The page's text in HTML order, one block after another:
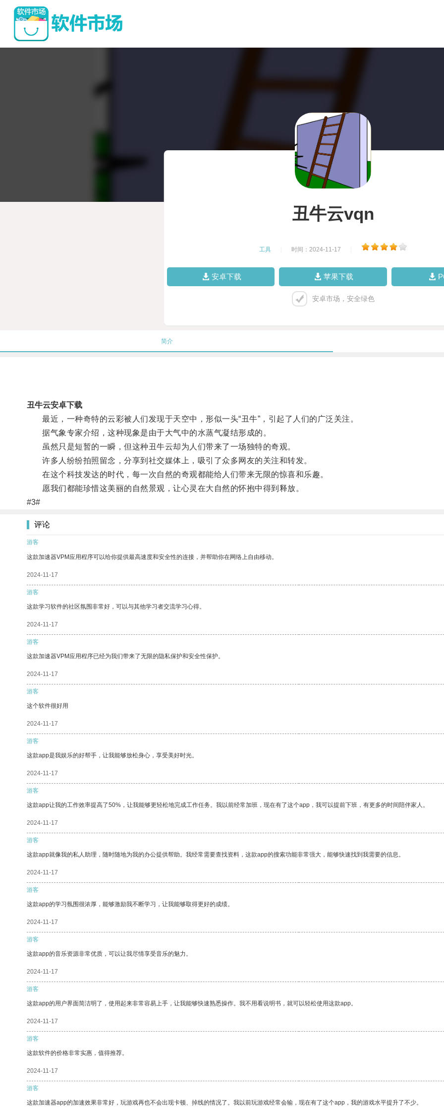
丑牛云vqn
工具 时间：2024-11-17
安卓下载 苹果下载
安卓市场，安全绿色
简介
丑牛云安卓下载
最近，一种奇特的云彩被人们发现于天空中，形似一头“丑牛”，引起了人们的广泛关注。
据气象专家介绍，这种现象是由于大气中的水蒸气凝结形成的。
虽然只是短暂的一瞬，但这种丑牛云却为人们带来了一场独特的奇观。
许多人纷纷拍照留念，分享到社交媒体上，吸引了众多网友的关注和转发。
在这个科技发达的时代，每一次自然的奇观都能给人们带来无限的惊喜和乐趣。
愿我们都能珍惜这美丽的自然景观，让心灵在大自然的怀抱中得到释放。
#3#
评论
游客
这款加速器VPM应用程序可以给你提供最高速度和安全性的连接，并帮助你在网络上自由移动。
2024-11-17
游客
这款学习软件的社区氛围非常好，可以与其他学习者交流学习心得。
2024-11-17
游客
这款加速器VPM应用程序已经为我们带来了无限的隐私保护和安全性保护。
2024-11-17
游客
这个软件很好用
2024-11-17
游客
这款app是我娱乐的好帮手，让我能够放松身心，享受美好时光。
2024-11-17
游客
这款app让我的工作效率提高了50%，让我能够更轻松地完成工作任务。我以前经常加班，现在有了这个app，我可以提前下班，有更多的时间陪伴家人。
2024-11-17
游客
这款app就像我的私人助理，随时随地为我的办公提供帮助。我经常需要查找资料，这款app的搜索功能非常强大，能够快速找到我需要的信息。
2024-11-17
游客
这款app的学习氛围很浓厚，能够激励我不断学习，让我能够取得更好的成绩。
2024-11-17
游客
这款app的音乐资源非常优质，可以让我尽情享受音乐的魅力。
2024-11-17
游客
这款app的用户界面简洁明了，使用起来非常容易上手，让我能够快速熟悉操作。我不用看说明书，就可以轻松使用这款app。
2024-11-17
游客
这款软件的价格非常实惠，值得推荐。
2024-11-17
游客
这款加速器app的加速效果非常好，玩游戏再也不会出现卡顿、掉线的情况了。我以前玩游戏经常会输，现在有了这个app，我的游戏水平提升了不少。